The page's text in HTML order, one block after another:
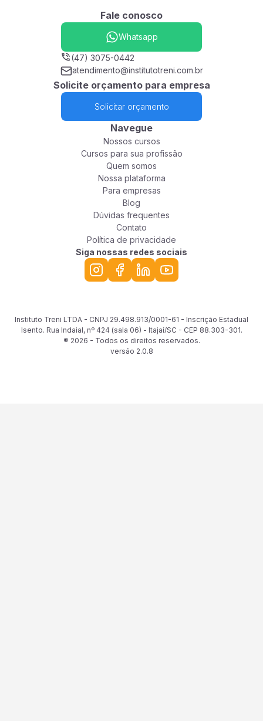
Fale conosco
Whatsapp
(47) 3075-0442
atendimento@institutotreni.com.br
Solicite orçamento para empresa
Solicitar orçamento
Navegue
Nossos cursos
Cursos para sua profissão
Quem somos
Nossa plataforma
Para empresas
Blog
Dúvidas frequentes
Contato
Política de privacidade
Siga nossas redes sociais
Instituto Treni LTDA - CNPJ 29.498.913/0001-61 - Inscrição Estadual
Isento. Rua Indaial, nº 424 (sala 06) - Itajaí/SC - CEP 88.303-301.
® 2026 - Todos os direitos reservados.
versão 2.0.8